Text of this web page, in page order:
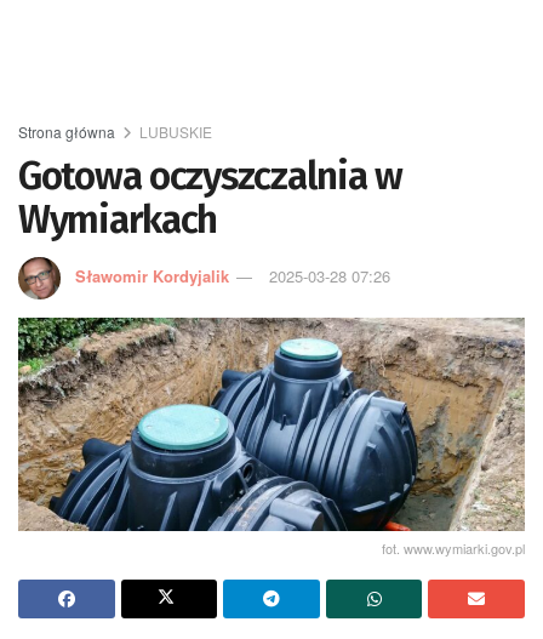
Strona główna LUBUSKIE
Gotowa oczyszczalnia w
Wymiarkach
Sławomir Kordyjalik 2025-03-28 07:26
fot. www.wymiarki.gov.pl